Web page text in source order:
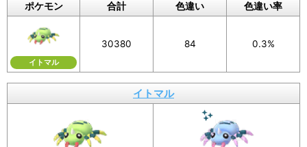
のログに公開されます。
画像を保存することもできるので、Twitterなど
SNSでの共有にもぜひご活用ください。
イベント参加前に図鑑の「見つけた数」をスク
ショ、またはメモしておくと便利
ポケモン 合計 色違い 色違い率
イトマル
30380 84 0.3%
イトマル